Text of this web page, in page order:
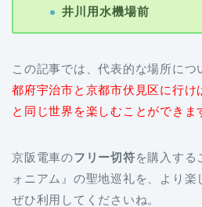
井川用水機場前
この記事では、代表的な場所につ
都府宇治市と京都市伏見区に行け
と同じ世界を楽しむことができま
京阪電車のフリー切符を購入する
ォニアム』の聖地巡礼を、より楽
ぜひ利用してくださいね。